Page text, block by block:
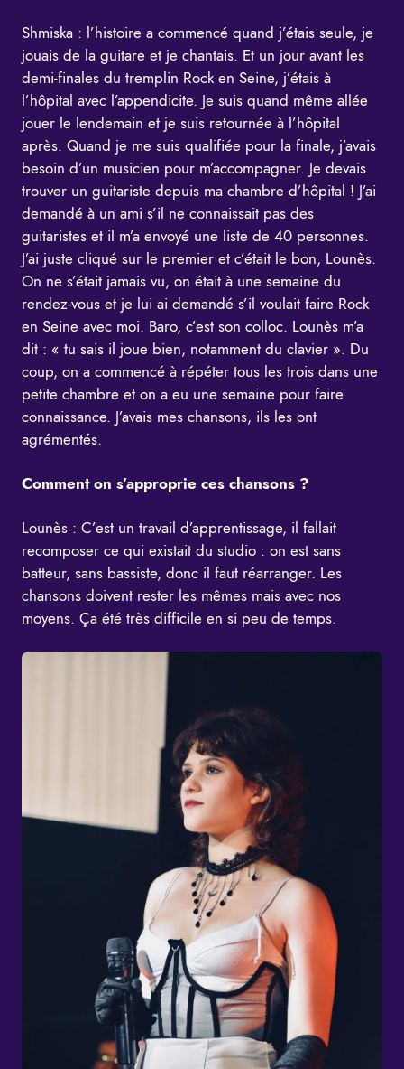
Shmiska : l’histoire a commencé quand j’étais seule, je
jouais de la guitare et je chantais. Et un jour avant les
demi-finales du tremplin Rock en Seine, j’étais à
l’hôpital avec l’appendicite. Je suis quand même allée
jouer le lendemain et je suis retournée à l’hôpital
après. Quand je me suis qualifiée pour la finale, j’avais
besoin d’un musicien pour m’accompagner. Je devais
trouver un guitariste depuis ma chambre d’hôpital ! J’ai
demandé à un ami s’il ne connaissait pas des
guitaristes et il m’a envoyé une liste de 40 personnes.
J’ai juste cliqué sur le premier et c’était le bon, Lounès.
On ne s’était jamais vu, on était à une semaine du
rendez-vous et je lui ai demandé s’il voulait faire Rock
en Seine avec moi. Baro, c’est son colloc. Lounès m’a
dit : « tu sais il joue bien, notamment du clavier ». Du
coup, on a commencé à répéter tous les trois dans une
petite chambre et on a eu une semaine pour faire
connaissance. J’avais mes chansons, ils les ont
agrémentés.
Comment on s’approprie ces chansons ?
Lounès : C’est un travail d’apprentissage, il fallait
recomposer ce qui existait du studio : on est sans
batteur, sans bassiste, donc il faut réarranger. Les
chansons doivent rester les mêmes mais avec nos
moyens. Ça été très difficile en si peu de temps.